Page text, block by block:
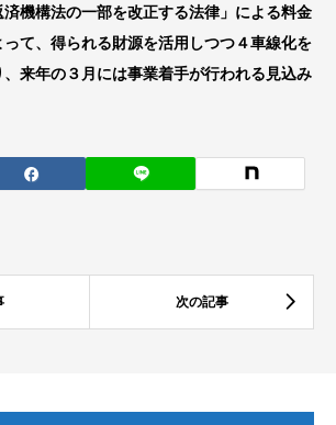
機構法の一部を改正する法律」による料金
て、得られる財源を活用しつつ４車線化を
来年の３月には事業着手が行われる見込み